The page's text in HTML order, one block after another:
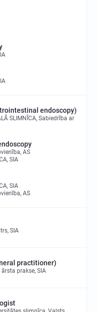
endoscopy)
SLIMNĪCA, Sabiedrība ar
AS
SIA
SIA
AS
SIA
practitioner)
prakse, SIA